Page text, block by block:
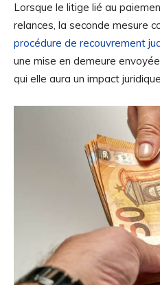
Lorsque le litige lié au
relances, la seconde mesure
procédure de recouvrement
une mise en demeure
qui elle aura un impact